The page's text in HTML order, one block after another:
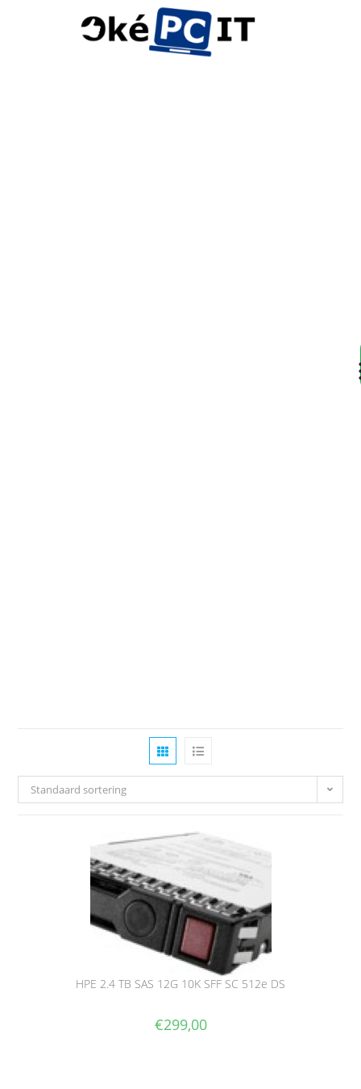
Standaard sortering
HPE 2.4 TB SAS 12G 10K SFF SC 512e DS
€299,00